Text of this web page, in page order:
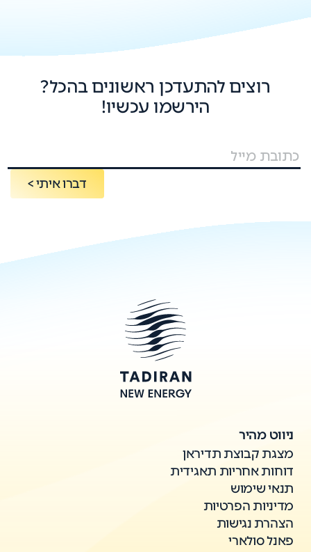
רוצים להתעדכן ראשונים בהכל?
הירשמו עכשיו!
דברו איתי >
ניווט מהיר
מצגת קבוצת תדיראן
דוחות אחריות תאגידית
תנאי שימוש
מדיניות הפרטיות
הצהרת נגישות
פאנל סולארי